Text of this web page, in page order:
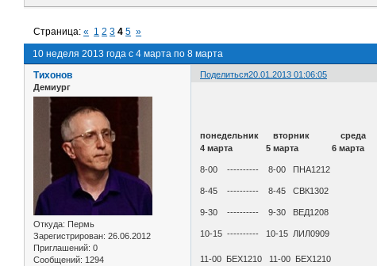
10 неделя 2013 года с 4 марта по 8 марта
Страница:« 1 2 3 4 5 »
Поделиться20.01.2013 01:06:05
Тихонов
Демиург
Откуда: Пермь
Зарегистрирован: 26.06.2012
Приглашений: 0
Сообщений: 1294
понедельник вторник
4 марта 5 марта 6
8-00 ---------- 8-00
8-45 ---------- 8-45
9-30 ---------- 9-30
10-15 ---------- 10-15
11-00 БЕХ1210 11-00